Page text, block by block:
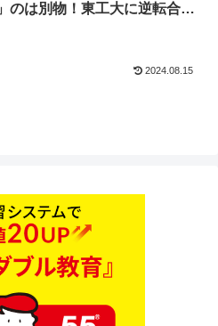
のは別物！東工大に逆転合格
2024.08.15